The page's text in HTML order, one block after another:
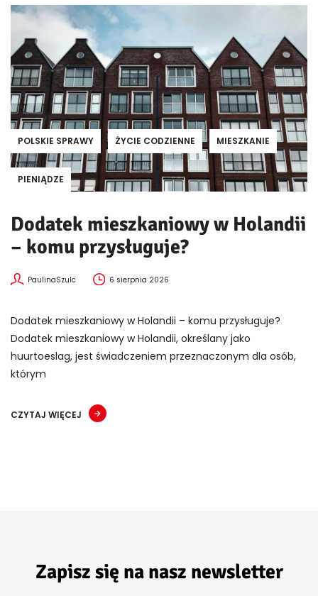
POLSKIE SPRAWY ŻYCIE CODZIENNE MIESZKANIE
PIENIĄDZE
Dodatek mieszkaniowy w Holandii
– komu przysługuje?
PaulinaSzulc 6 sierpnia 2026
Dodatek mieszkaniowy w Holandii – komu przysługuje?
Dodatek mieszkaniowy w Holandii, określany jako
huurtoeslag, jest świadczeniem przeznaczonym dla osób,
którym
CZYTAJ WIĘCEJ
Zapisz się na nasz newsletter